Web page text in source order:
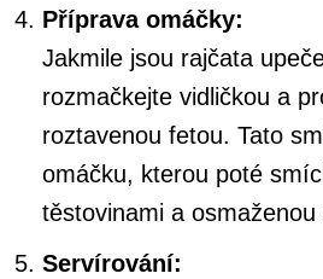
Příprava omáčky:
Jakmile jsou rajčata
rozmačkejte vidličkou a
roztavenou fetou. Tato
omáčku, kterou poté
těstovinami a osmaženou
Servírování: